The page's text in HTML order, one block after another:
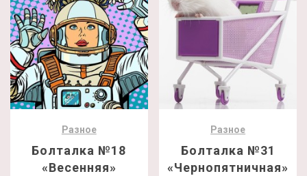
Разное
Болталка №18
«Весенняя»
Разное
Болталка №31
«Чернопятничная»